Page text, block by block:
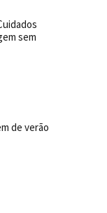
sem
de verão